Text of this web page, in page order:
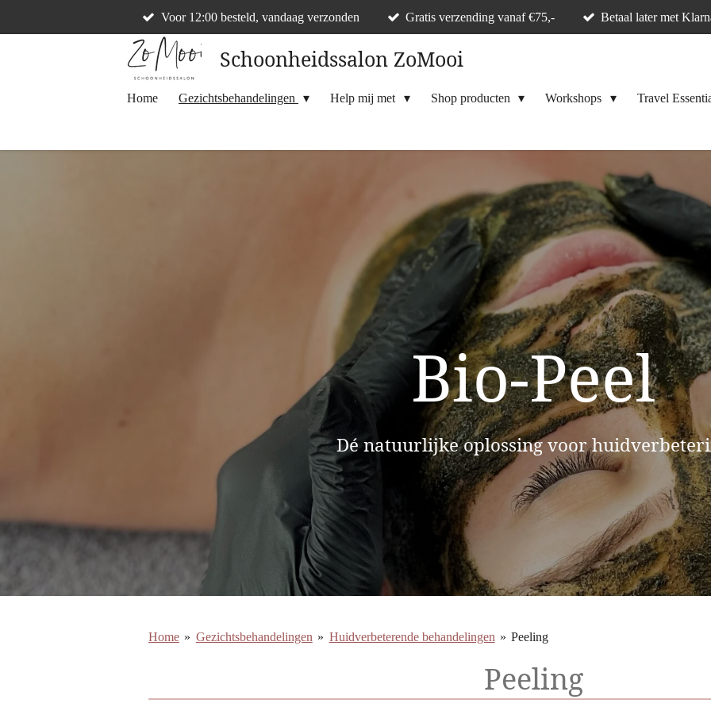
Voor 12:00 besteld, vandaag verzonden Gratis verzending vanaf €75,- Betaal later met
Schoonheidssalon ZoMooi
Home Gezichtsbehandelingen Help mij met Shop producten Workshops Travel
Bio-Peel
Dé natuurlijke oplossing voor
Home » Gezichtsbehandelingen » Huidverbeterende behandelingen » Peeling
Peeling